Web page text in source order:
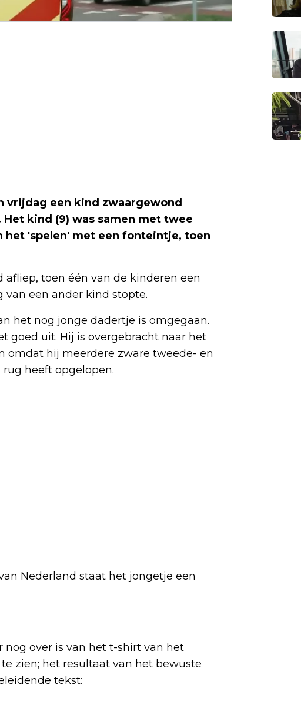
vrijdag een kind zwaargewond
kind (9) was samen met twee
het 'spelen' met een fonteintje, toen
toen één van de kinderen een
een ander kind stopte.
het nog jonge dadertje is omgegaan.
goed uit. Hij is overgebracht naar het
omdat hij meerdere zware tweede- en
heeft opgelopen.
Nederland staat het jongetje een
over is van het t-shirt van het
zien; het resultaat van het bewuste
tekst: